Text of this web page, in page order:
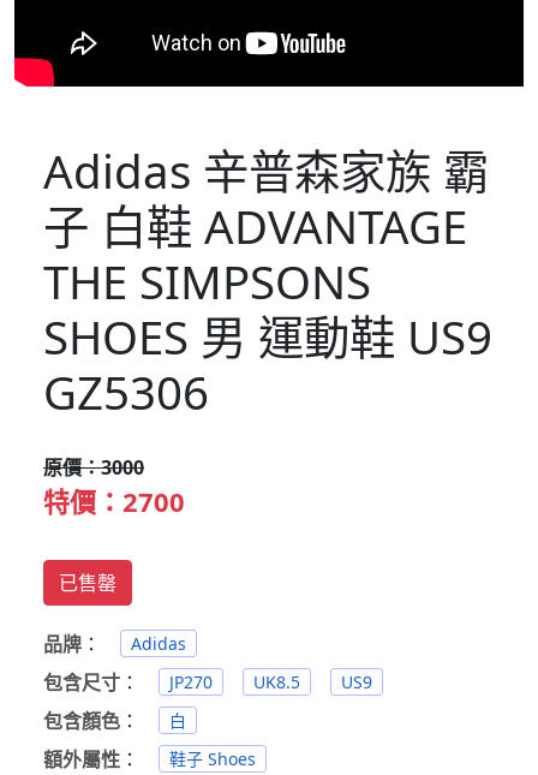
Adidas 辛普森家族 霸
子 白鞋 ADVANTAGE
THE SIMPSONS
SHOES 男 運動鞋 US9
GZ5306
原價：3000
特價：2700
已售罄
品牌 ： Adidas
包含尺寸 ： JP270 UK8.5 US9
包含顏色 ： 白
額外屬性 ： 鞋子 Shoes